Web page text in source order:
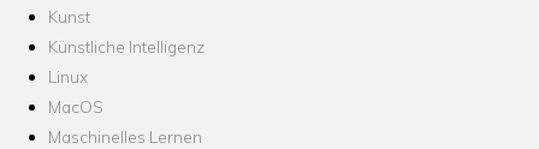
Kunst
Künstliche Intelligenz
Linux
MacOS
Maschinelles Lernen